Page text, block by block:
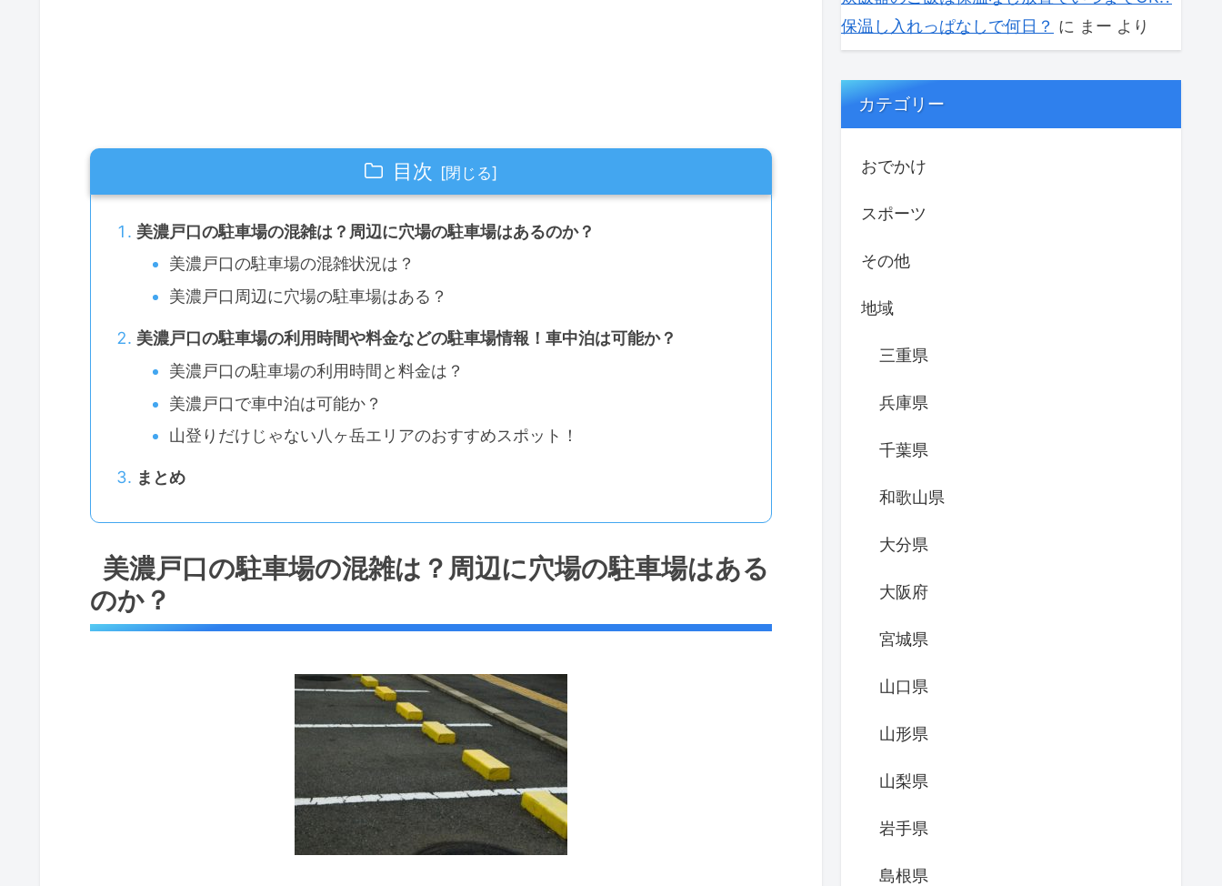
目次
美濃戸口の駐車場の混雑は？周辺に穴場の駐車場はあるのか？
美濃戸口の駐車場の混雑状況は？
美濃戸口周辺に穴場の駐車場はある？
美濃戸口の駐車場の利用時間や料金などの駐車場情報！車中泊は可能か？
美濃戸口の駐車場の利用時間と料金は？
美濃戸口で車中泊は可能か？
山登りだけじゃない八ヶ岳エリアのおすすめスポット！
まとめ
美濃戸口の駐車場の混雑は？周辺に穴場の駐車場はある
のか？
保温し入れっぱなしで何日？ に まー より
カテゴリー
おでかけ
スポーツ
その他
地域
三重県
兵庫県
千葉県
和歌山県
大分県
大阪府
宮城県
山口県
山形県
山梨県
岩手県
島根県